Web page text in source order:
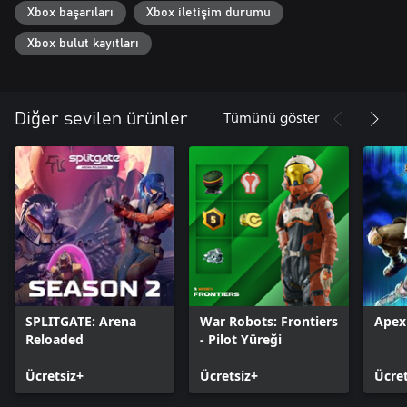
fark etmeksizin tüm arkadaşlarınla parti kurabilirsin. Hatta değişik
özelliklere sahip özel lobiler kurarak dilediğin gibi oynayabilirsin.
Düşük yerçekimi ve sınırsız cephaneye sahip Büyük Baş Modu'nu
şiddetle öneriyoruz!
Xbox başarıları Xbox iletişim durumu
Xbox bulut kayıtları
Diğer sevilen ürünler Tümünü göster
SPLITGATE: Arena
Reloaded
Ücretsiz+
War Robots: Frontiers
- Pilot Yüreği
Ücretsiz+